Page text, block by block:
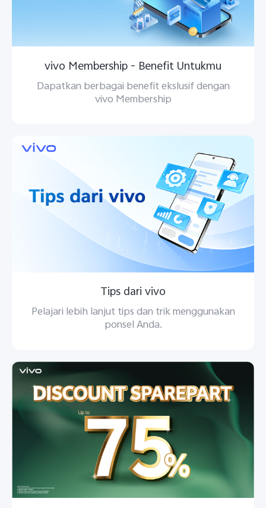
vivo Membership - Benefit Untukmu
Dapatkan berbagai benefit ekslusif dengan
vivo Membership
Tips dari vivo
Pelajari lebih lanjut tips dan trik menggunakan
ponsel Anda.